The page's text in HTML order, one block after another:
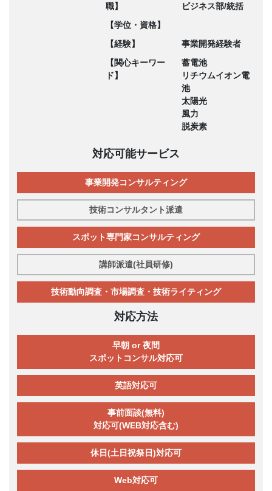
職】
ビジネス部/統括
【学位・資格】
【経験】
事業開発経験者
【関心キーワー
ド】
蓄電池
リチウムイオン電
池
太陽光
風力
脱炭素
対応可能サービス
事業開発コンサルティング
技術コンサルタント派遣
スポット専門家コンサルティング
講師派遣(社員研修)
技術動向調査・市場調査・技術ライティング
対応方法
早朝 or 夜間
スポットコンサル対応可
英語対応可
事前面談(無料)
対応可(WEB対応含む)
休日(土日祝祭日)対応可
Web対応可